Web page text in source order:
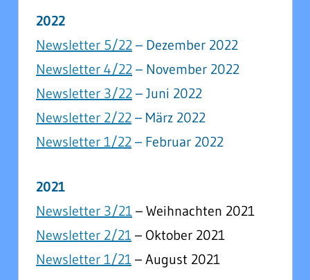
2022
Newsletter 5/22 – Dezember 2022
Newsletter 4/22 – November 2022
Newsletter 3/22 – Juni 2022
Newsletter 2/22 – März 2022
Newsletter 1/22 – Februar 2022
2021
Newsletter 3/21 – Weihnachten 2021
Newsletter 2/21 – Oktober 2021
Newsletter 1/21 – August 2021